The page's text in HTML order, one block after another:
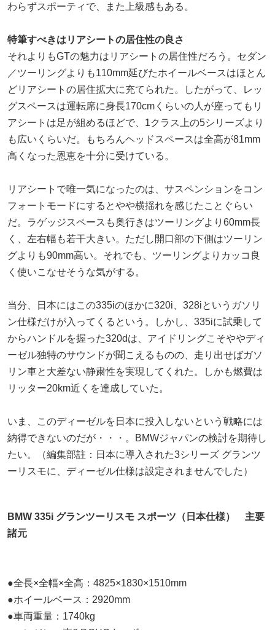
わらずスポーティで、また上級感もある。
特筆すべきはリアシートの居住性の良さ
それよりもGTの魅力はリアシートの居住性だろう。セダン
／ツーリングよりも110mm延びたホイールベースはほとん
どリアシートの居住拡大に充てられた。したがって、レッ
グスペースは運転席に身長170cmくらいの人が座ってもリ
アシートは足が組めるほどで、1クラス上の5シリーズより
も広いくらいだ。もちろんヘッドスペースは全高が81mm
高くなった恩恵を十分に受けている。
リアシートで唯一気になったのは、サスペンションをコン
フォートモードにするとやや横揺れを感じたことぐらい
だ。ラゲッジスペースも奥行きはツーリングより60mm長
く、左右幅も若干大きい。ただし開口部の下側はツーリン
グよりも90mm高い。それでも、ツーリングよりカッコ良
く使いこなせそうな気がする。
当分、日本にはこの335iのほかに320i、328iというガソリ
ン仕様だけが入ってくるという。しかし、335iに試乗して
からハンドルを握った320dは、アイドリングこそややディ
ーゼル独特のサウンドが聞こえるものの、走り出せばガソ
リン車と大差ない静粛性を実現してくれた。しかも燃費は
リッター20km近くを達成していた。
いま、このディーゼルを日本に投入しないという戦略には
納得できないのだが・・・。BMWジャパンの検討を期待し
たい。（編集部註：日本に導入された3シリーズ グランツ
ーリスモに、ディーゼル仕様は設定されませんでした）
BMW 335i グランツーリスモ スポーツ（日本仕様） 主要
諸元
●全長×全幅×全高：4825×1830×1510mm
●ホイールベース：2920mm
●車両重量：1740kg